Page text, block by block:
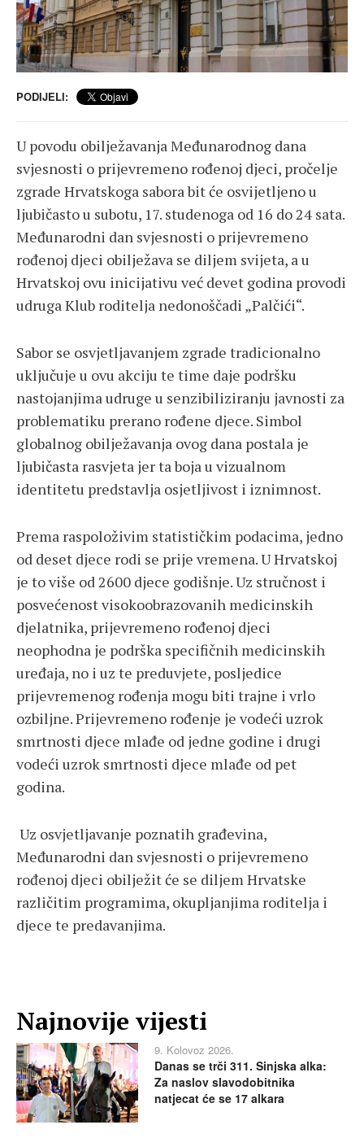
PODIJELI:
U povodu obilježavanja Međunarodnog dana
svjesnosti o prijevremeno rođenoj djeci, pročelje
zgrade Hrvatskoga sabora bit će osvijetljeno u
ljubičasto u subotu, 17. studenoga od 16 do 24 sata.
Međunarodni dan svjesnosti o prijevremeno
rođenoj djeci obilježava se diljem svijeta, a u
Hrvatskoj ovu inicijativu već devet godina provodi
udruga Klub roditelja nedonoščadi „Palčići“.
Sabor se osvjetljavanjem zgrade tradicionalno
uključuje u ovu akciju te time daje podršku
nastojanjima udruge u senzibiliziranju javnosti za
problematiku prerano rođene djece. Simbol
globalnog obilježavanja ovog dana postala je
ljubičasta rasvjeta jer ta boja u vizualnom
identitetu predstavlja osjetljivost i iznimnost.
Prema raspoloživim statističkim podacima, jedno
od deset djece rodi se prije vremena. U Hrvatskoj
je to više od 2600 djece godišnje. Uz stručnost i
posvećenost visokoobrazovanih medicinskih
djelatnika, prijevremeno rođenoj djeci
neophodna je podrška specifičnih medicinskih
uređaja, no i uz te preduvjete, posljedice
prijevremenog rođenja mogu biti trajne i vrlo
ozbiljne. Prijevremeno rođenje je vodeći uzrok
smrtnosti djece mlađe od jedne godine i drugi
vodeći uzrok smrtnosti djece mlađe od pet
godina.
Uz osvjetljavanje poznatih građevina,
Međunarodni dan svjesnosti o prijevremeno
rođenoj djeci obilježit će se diljem Hrvatske
različitim programima, okupljanjima roditelja i
djece te predavanjima.
Najnovije vijesti
9. Kolovoz 2026.
Danas se trči 311. Sinjska alka:
Za naslov slavodobitnika
natjecat će se 17 alkara